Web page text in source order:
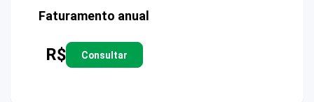
Faturamento anual
R$ Consultar